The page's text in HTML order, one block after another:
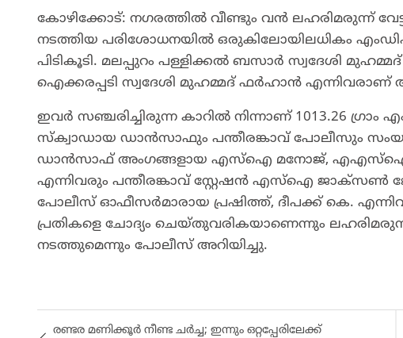
കോഴിക്കോട്: നഗരത്തിൽ വീണ്ടും വൻ ലഹരിമരുന്ന്
നടത്തിയ പരിശോധനയിൽ ഒരുകിലോയിലധികം
പിടികൂടി. മലപ്പുറം പള്ളിക്കൽ ബസാർ സ്വദേശി
ഐക്കരപ്പടി സ്വദേശി മുഹമ്മദ് ഫർഹാൻ എന്നിവരാണ്
ഇവർ സഞ്ചരിച്ചിരുന്ന കാറിൽ നിന്നാണ് 1013.26
സ്ക്വാഡായ ഡാൻസാഫും പന്തീരങ്കാവ് പോലീസും
ഡാൻസാഫ് അംഗങ്ങളായ എസ്‌ഐ മനോജ്, എഎസ്‌ഐ
എന്നിവരും പന്തീരങ്കാവ് സ്റ്റേഷൻ എസ്‌ഐ
പോലീസ് ഓഫീസർമാരായ പ്രഷിത്ത്, ദീപക്ക് കെ.
പ്രതികളെ ചോദ്യം ചെയ്തുവരികയാണെന്നും
നടത്തുമെന്നും പോലീസ് അറിയിച്ചു.
രണ്ടര മണിക്കൂർ നീണ്ട ചർച്ച; ഇന്നും ഒറ്റപ്പേരിലേക്ക്